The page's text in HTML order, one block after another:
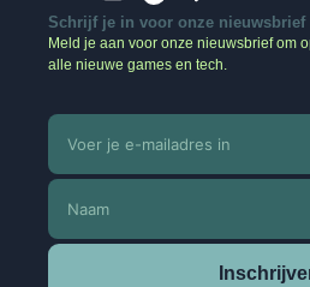
Schrijf je in voor onze nieuwsbrief
Meld je aan voor onze nieuwsbrief om
alle nieuwe games en tech.